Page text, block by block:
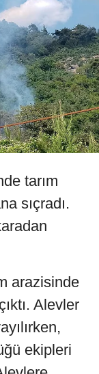
tarım
sıçradı.
arazisinde
Alevler
ekipleri